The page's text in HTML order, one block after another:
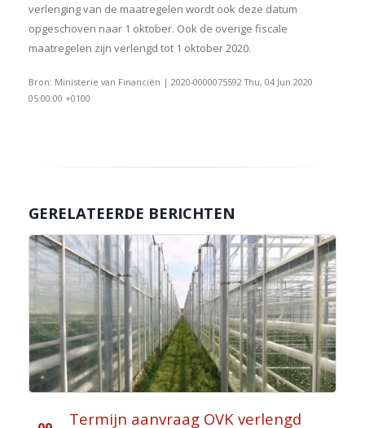
verlenging van de maatregelen wordt ook deze datum
opgeschoven naar 1 oktober. Ook de overige fiscale
maatregelen zijn verlengd tot 1 oktober 2020.
Bron: Ministerie van Financiën | 2020-0000075592 Thu, 04 Jun 2020
05:00:00 +0100
GERELATEERDE BERICHTEN
Termijn aanvraag OVK verlengd